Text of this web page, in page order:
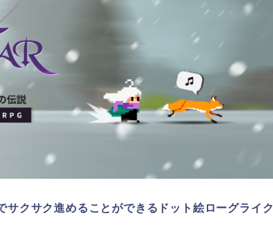
サクサク進めることができるドット絵ローグライク